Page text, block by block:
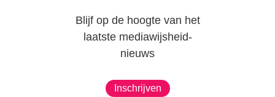
Blijf op de hoogte van het
laatste mediawijsheid-
nieuws
Inschrijven